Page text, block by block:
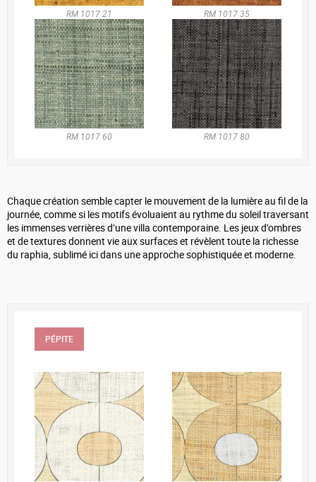
RM 1017 21 RM 1017 35
RM 1017 60 RM 1017 80
Chaque création semble capter le mouvement de la lumière au fil de la
journée, comme si les motifs évoluaient au rythme du soleil traversant
les immenses verrières d’une villa contemporaine. Les jeux d’ombres
et de textures donnent vie aux surfaces et révèlent toute la richesse
du raphia, sublimé ici dans une approche sophistiquée et moderne.
PÉPITE